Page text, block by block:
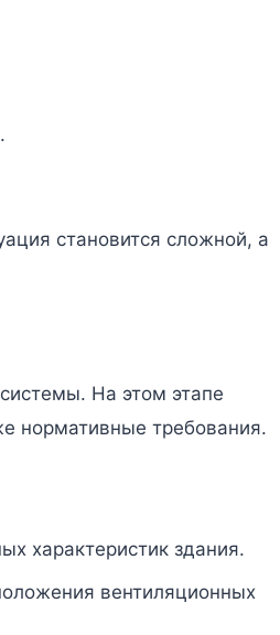
становится сложной, а
На этом этапе
нормативные требования.
характеристик здания.
вентиляционных